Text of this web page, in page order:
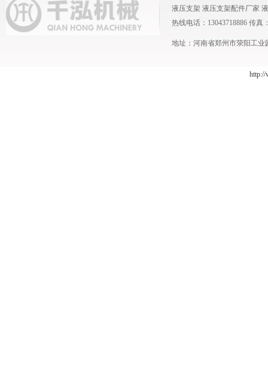
液压支架 液压支架配件厂家
热线电话：13043718886 传真
地址：河南省郑州市荥阳工业
http://